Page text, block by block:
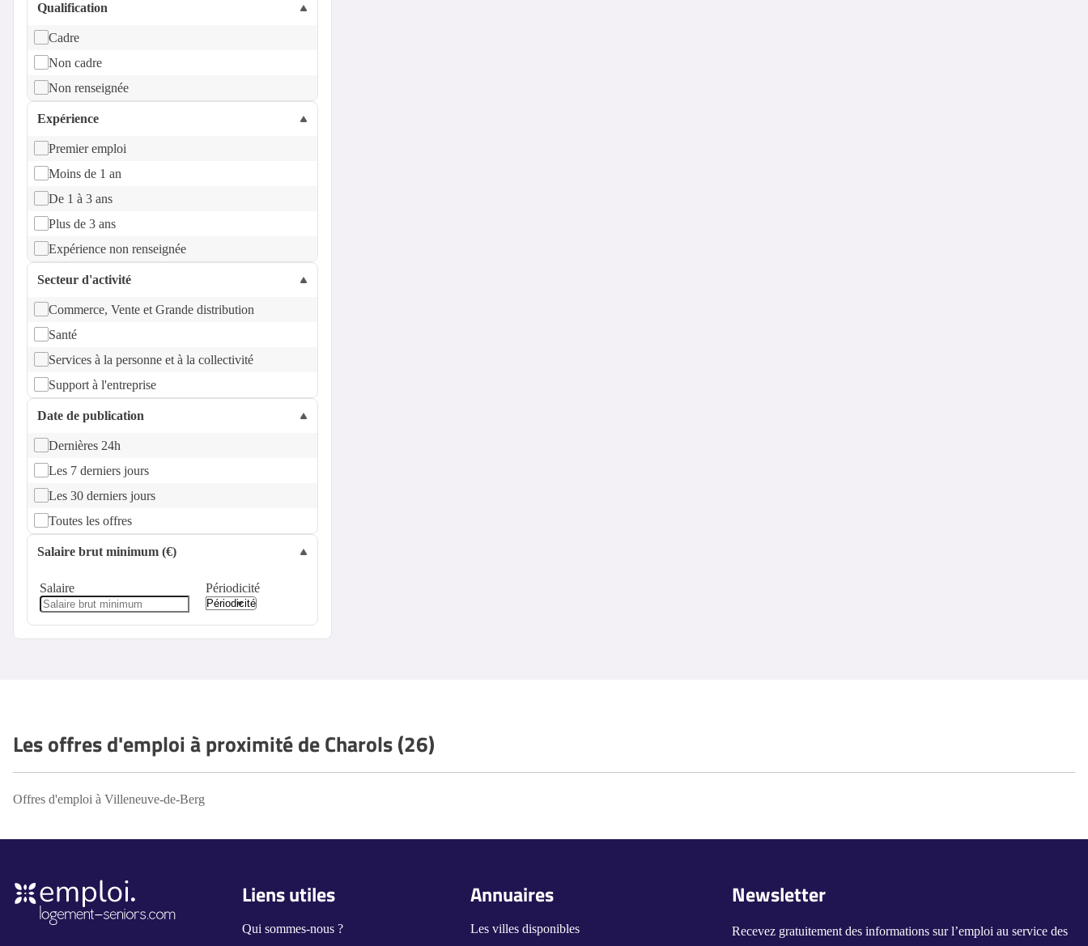
Qualification
Cadre
Non cadre
Non renseignée
Expérience
Premier emploi
Moins de 1 an
De 1 à 3 ans
Plus de 3 ans
Expérience non renseignée
Secteur d'activité
Commerce, Vente et Grande distribution
Santé
Services à la personne et à la collectivité
Support à l'entreprise
Date de publication
Dernières 24h
Les 7 derniers jours
Les 30 derniers jours
Toutes les offres
Salaire brut minimum (€)
Salaire Périodicité
Les offres d'emploi à proximité de Charols (26)
Offres d'emploi à Villeneuve-de-Berg
Newsletter
Recevez gratuitement des informations sur l’emploi au service des
Liens utiles
Qui sommes-nous ?
Annuaires
Les villes disponibles